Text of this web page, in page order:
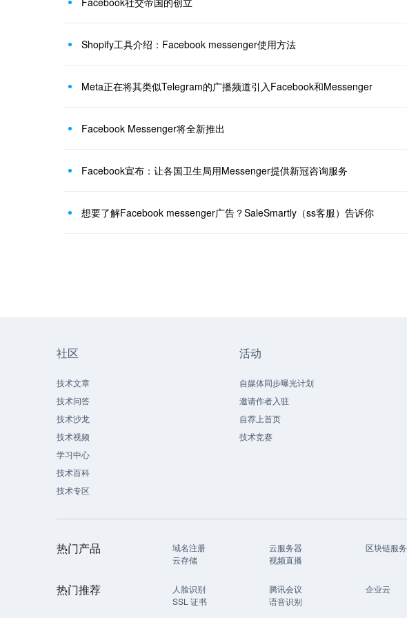
Shopify工具介绍：Facebook messenger使用方法
Meta正在将其类似Telegram的广播频道引入Facebook和Messenger
Facebook Messenger将全新推出
Facebook宣布：让各国卫生局用Messenger提供新冠咨询服务
想要了解Facebook messenger广告？SaleSmartly（ss客服）告诉你
社区
技术文章
技术问答
技术沙龙
技术视频
学习中心
技术百科
技术专区
活动
自媒体同步曝光计划
邀请作者入驻
自荐上首页
技术竞赛
热门产品 域名注册 云服务器 区块链服务
云存储
视频直播
热门推荐 人脸识别 腾讯会议 企业云
SSL 证书
语音识别